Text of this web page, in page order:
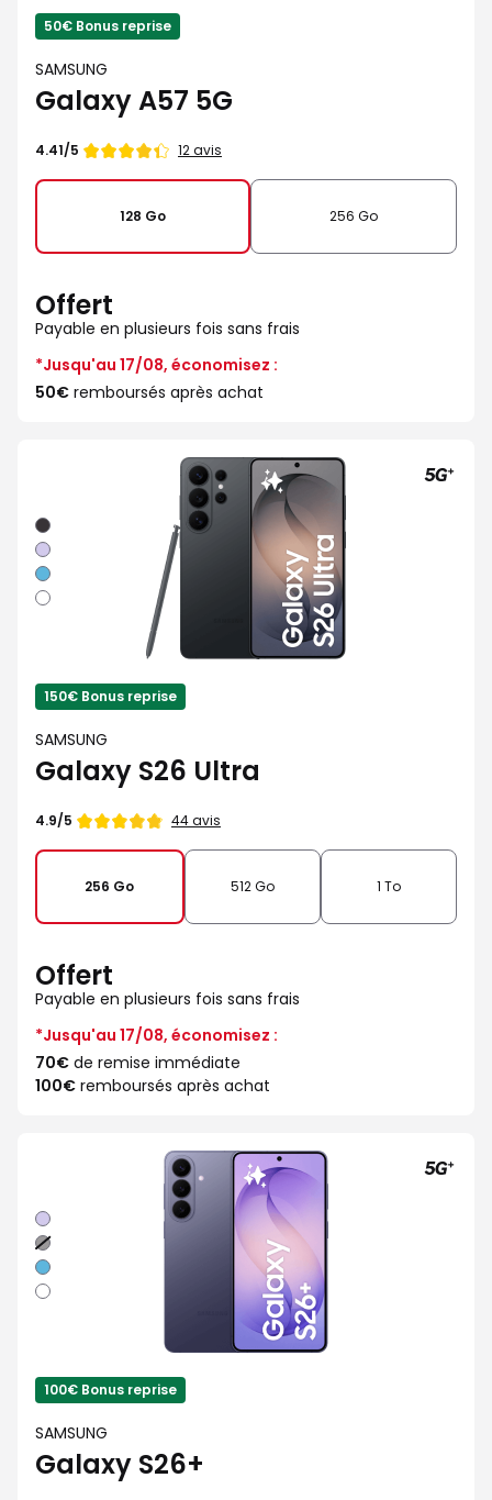
50€ Bonus reprise
SAMSUNG
Galaxy A57 5G
Note
4.41/5 12 avis
128 Go 256 Go
Offert
Payable en plusieurs fois sans frais
*Jusqu'au 17/08, économisez :
50€ remboursés après achat
Noir
Violet
Bleu
Blanc
150€ Bonus reprise
SAMSUNG
Galaxy S26 Ultra
Note
4.9/5 44 avis
256 Go 512 Go 1 To
Offert
Payable en plusieurs fois sans frais
*Jusqu'au 17/08, économisez :
70€ de remise immédiate
100€ remboursés après achat
Violet
Noir
Bleu
Blanc
100€ Bonus reprise
SAMSUNG
Galaxy S26+